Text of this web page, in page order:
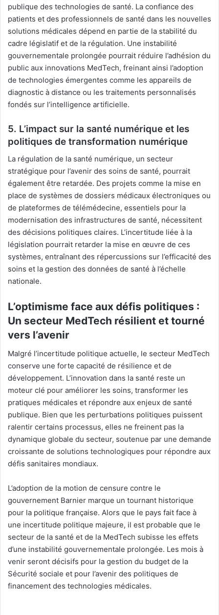
publique des technologies de santé. La confiance des
patients et des professionnels de santé dans les nouvelles
solutions médicales dépend en partie de la stabilité du
cadre législatif et de la régulation. Une instabilité
gouvernementale prolongée pourrait réduire l’adhésion du
public aux innovations MedTech, freinant ainsi l’adoption
de technologies émergentes comme les appareils de
diagnostic à distance ou les traitements personnalisés
fondés sur l’intelligence artificielle.
5. L’impact sur la santé numérique et les
politiques de transformation numérique
La régulation de la santé numérique, un secteur
stratégique pour l’avenir des soins de santé, pourrait
également être retardée. Des projets comme la mise en
place de systèmes de dossiers médicaux électroniques ou
de plateformes de télémédecine, essentiels pour la
modernisation des infrastructures de santé, nécessitent
des décisions politiques claires. L’incertitude liée à la
législation pourrait retarder la mise en œuvre de ces
systèmes, entraînant des répercussions sur l’efficacité des
soins et la gestion des données de santé à l’échelle
nationale.
L’optimisme face aux défis politiques :
Un secteur MedTech résilient et tourné
vers l’avenir
Malgré l’incertitude politique actuelle, le secteur MedTech
conserve une forte capacité de résilience et de
développement. L’innovation dans la santé reste un
moteur clé pour améliorer les soins, transformer les
pratiques médicales et répondre aux enjeux de santé
publique. Bien que les perturbations politiques puissent
ralentir certains processus, elles ne freinent pas la
dynamique globale du secteur, soutenue par une demande
croissante de solutions technologiques pour répondre aux
défis sanitaires mondiaux.
L’adoption de la motion de censure contre le
gouvernement Barnier marque un tournant historique
pour la politique française. Alors que le pays fait face à
une incertitude politique majeure, il est probable que le
secteur de la santé et de la MedTech subisse les effets
d’une instabilité gouvernementale prolongée. Les mois à
venir seront décisifs pour la gestion du budget de la
Sécurité sociale et pour l’avenir des politiques de
financement des technologies médicales.